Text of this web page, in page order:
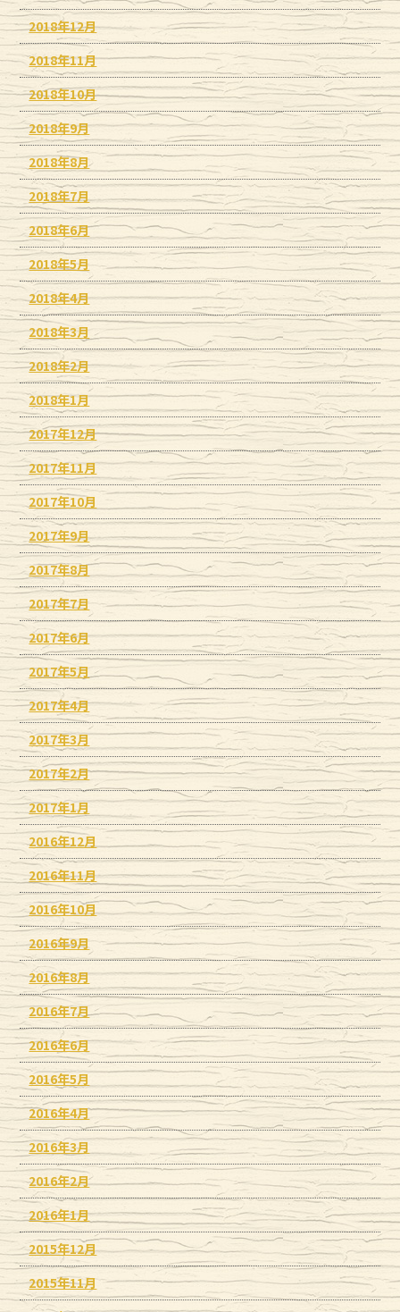
2018年12月
2018年11月
2018年10月
2018年9月
2018年8月
2018年7月
2018年6月
2018年5月
2018年4月
2018年3月
2018年2月
2018年1月
2017年12月
2017年11月
2017年10月
2017年9月
2017年8月
2017年7月
2017年6月
2017年5月
2017年4月
2017年3月
2017年2月
2017年1月
2016年12月
2016年11月
2016年10月
2016年9月
2016年8月
2016年7月
2016年6月
2016年5月
2016年4月
2016年3月
2016年2月
2016年1月
2015年12月
2015年11月